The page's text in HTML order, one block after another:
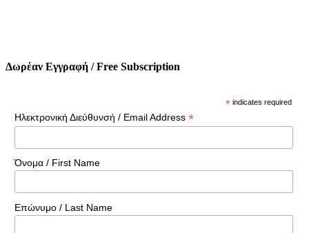
Δωρέαν Εγγραφή / Free Subscription
* indicates required
Ηλεκτρονική Διεύθυνσή / Email Address *
Όνομα / First Name
Επώνυμο / Last Name